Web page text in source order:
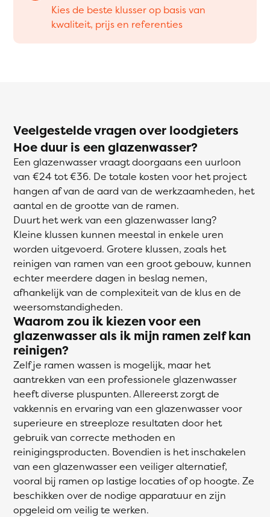
Kies de beste klusser op basis van
kwaliteit, prijs en referenties
Veelgestelde vragen over loodgieters
Hoe duur is een glazenwasser?
Een glazenwasser vraagt doorgaans een uurloon
van €24 tot €36. De totale kosten voor het project
hangen af van de aard van de werkzaamheden, het
aantal en de grootte van de ramen.
Duurt het werk van een glazenwasser lang?
Kleine klussen kunnen meestal in enkele uren
worden uitgevoerd. Grotere klussen, zoals het
reinigen van ramen van een groot gebouw, kunnen
echter meerdere dagen in beslag nemen,
afhankelijk van de complexiteit van de klus en de
weersomstandigheden.
Waarom zou ik kiezen voor een
glazenwasser als ik mijn ramen zelf kan
reinigen?
Zelf je ramen wassen is mogelijk, maar het
aantrekken van een professionele glazenwasser
heeft diverse pluspunten. Allereerst zorgt de
vakkennis en ervaring van een glazenwasser voor
superieure en streeploze resultaten door het
gebruik van correcte methoden en
reinigingsproducten. Bovendien is het inschakelen
van een glazenwasser een veiliger alternatief,
vooral bij ramen op lastige locaties of op hoogte. Ze
beschikken over de nodige apparatuur en zijn
opgeleid om veilig te werken.